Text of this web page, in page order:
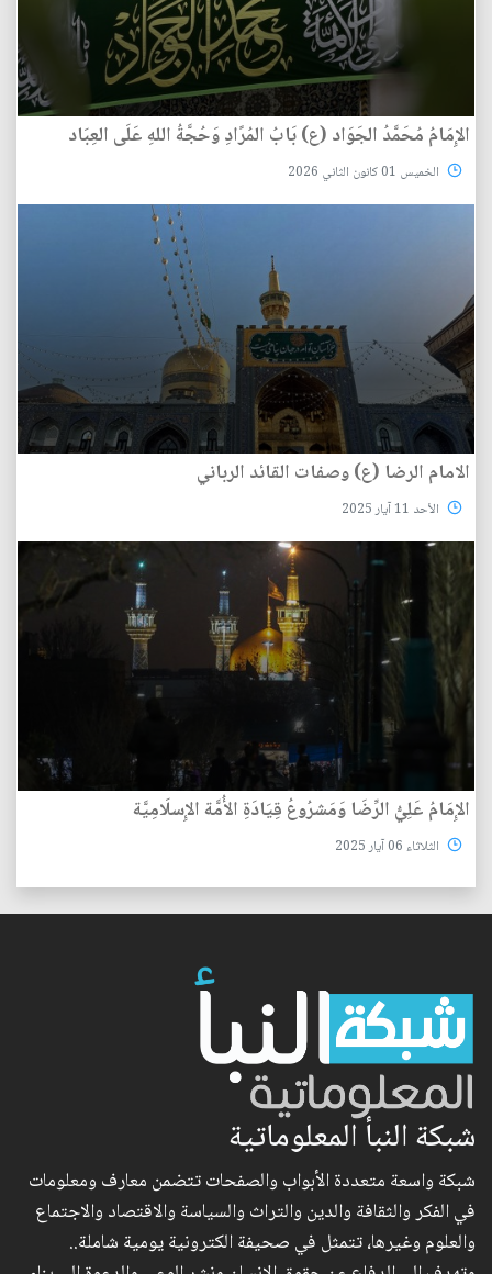
الإِمَامُ مُحَمَّدُ الجَوَاد (ع) بَابُ المُرًادِ وَحُجَّةُ اللهِ عَلَى العِبَاد
الخميس 01 كانون الثاني 2026
الامام الرضا (ع) وصفات القائد الرباني
الأحد 11 آيار 2025
الإِمَامُ عَلِيُّ الرِّضَا وَمَشرُوعُ قِيَادَةِ الأُمَّة الإِسلَامِيَّة
الثلاثاء 06 آيار 2025
شبكة النبأ المعلوماتية
شبكة واسعة متعددة الأبواب والصفحات تتضمن معارف ومعلومات
في الفكر والثقافة والدين والتراث والسياسة والاقتصاد والاجتماع
والعلوم وغيرها، تتمثل في صحيفة الكترونية يومية شاملة..